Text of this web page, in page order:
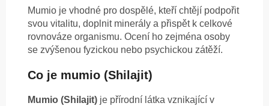
Mumio je vhodné pro dospělé, kteří chtějí podpořit
svou vitalitu, doplnit minerály a přispět k celkové
rovnováze organismu. Ocení ho zejména osoby
se zvýšenou fyzickou nebo psychickou zátěží.
Co je mumio (Shilajit)
Mumio (Shilajit) je přírodní látka vznikající v